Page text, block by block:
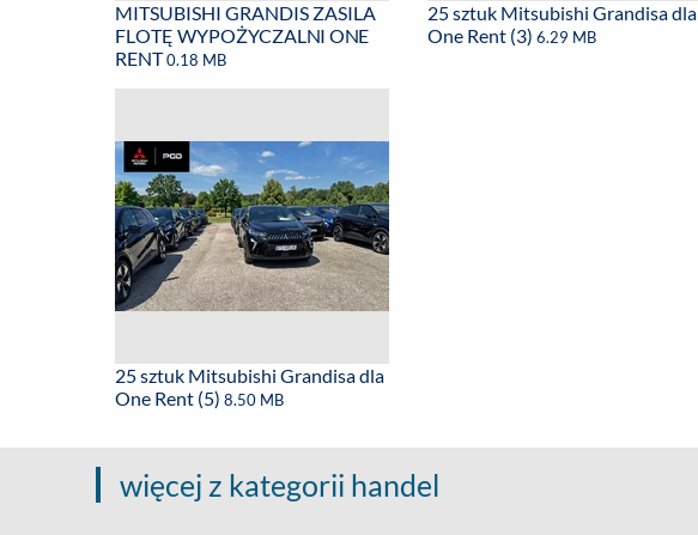
MITSUBISHI GRANDIS ZASILA
FLOTĘ WYPOŻYCZALNI ONE
RENT0.18 MB
25 sztuk Mitsubishi Grandisa dla
One Rent (3)6.29 MB
25 sztuk Mitsubishi Grandisa dla
One Rent (5) 8.50 MB
więcej z kategorii handel